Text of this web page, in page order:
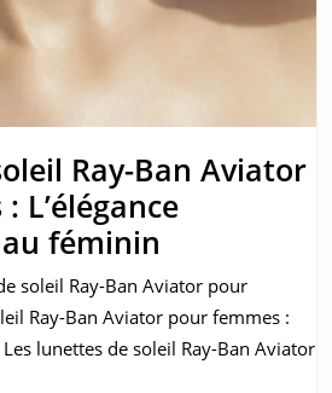
Ray-Ban Aviator
L’élégance
féminin
de
soleil
Ray-
soleil Ray-Ban Aviator pour
Ray-Ban Aviator pour femmes :
lunettes de soleil Ray-Ban Aviator